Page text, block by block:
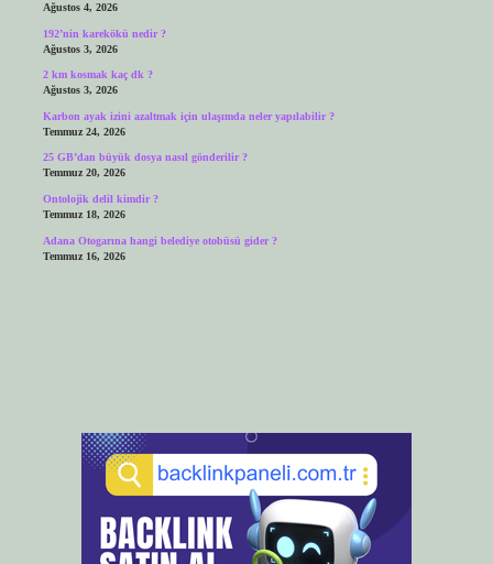
Ağustos 4, 2026
192’nin karekökü nedir ?
Ağustos 3, 2026
2 km kosmak kaç dk ?
Ağustos 3, 2026
Karbon ayak izini azaltmak için ulaşımda neler yapılabilir ?
Temmuz 24, 2026
25 GB’dan büyük dosya nasıl gönderilir ?
Temmuz 20, 2026
Ontolojik delil kimdir ?
Temmuz 18, 2026
Adana Otogarına hangi belediye otobüsü gider ?
Temmuz 16, 2026